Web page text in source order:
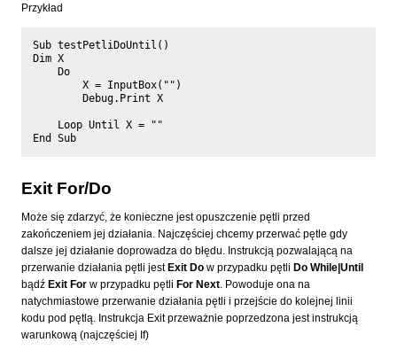
Przykład
Sub testPetliDoUntil()
Dim X
        X = InputBox("")
Exit For/Do
Może się zdarzyć, że konieczne jest opuszczenie pętli przed
zakończeniem jej działania. Najczęściej chcemy przerwać pętle gdy
dalsze jej działanie doprowadza do błędu. Instrukcją pozwalającą na
przerwanie działania pętli jest Exit Do w przypadku pętli Do While|Until
bądź Exit For w przypadku pętli For Next. Powoduje ona na
natychmiastowe przerwanie działania pętli i przejście do kolejnej linii
kodu pod pętlą. Instrukcja Exit przeważnie poprzedzona jest instrukcją
warunkową (najczęściej If)